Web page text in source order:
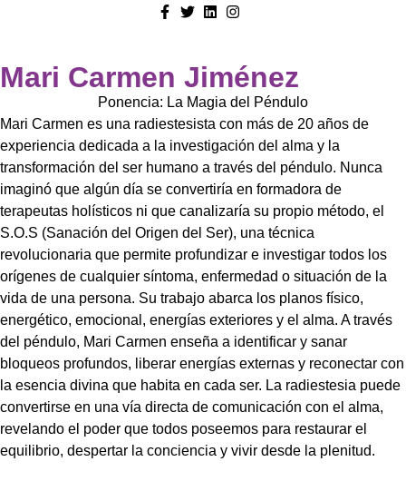
Mari Carmen Jiménez
Ponencia: La Magia del Péndulo
Mari Carmen es una radiestesista con más de 20 años de
experiencia dedicada a la investigación del alma y la
transformación del ser humano a través del péndulo. Nunca
imaginó que algún día se convertiría en formadora de
terapeutas holísticos ni que canalizaría su propio método, el
S.O.S (Sanación del Origen del Ser), una técnica
revolucionaria que permite profundizar e investigar todos los
orígenes de cualquier síntoma, enfermedad o situación de la
vida de una persona. Su trabajo abarca los planos físico,
energético, emocional, energías exteriores y el alma. A través
del péndulo, Mari Carmen enseña a identificar y sanar
bloqueos profundos, liberar energías externas y reconectar con
la esencia divina que habita en cada ser. La radiestesia puede
convertirse en una vía directa de comunicación con el alma,
revelando el poder que todos poseemos para restaurar el
equilibrio, despertar la conciencia y vivir desde la plenitud.